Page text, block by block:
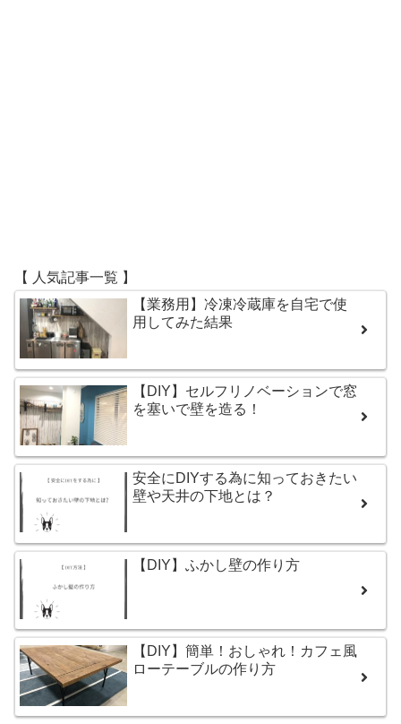
【 人気記事一覧 】
【業務用】冷凍冷蔵庫を自宅で使
用してみた結果
【DIY】セルフリノベーションで窓
を塞いで壁を造る！
安全にDIYする為に知っておきたい
壁や天井の下地とは？
【DIY】ふかし壁の作り方
【DIY】簡単！おしゃれ！カフェ風
ローテーブルの作り方